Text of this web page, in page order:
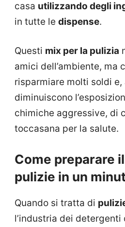
casa utilizzando degli
in tutte le dispense.
Questi mix per la pulizia
amici dell’ambiente, ma
risparmiare molti soldi
diminuiscono
chimiche aggressive, di
toccasana per la salute.
Come preparare
pulizie in un
Quando si tratta di
l’industria dei detergenti